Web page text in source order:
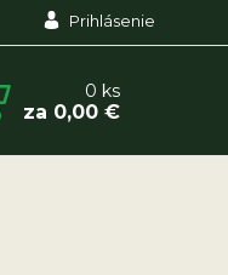
Prihlásenie
0 ks
za 0,00 €